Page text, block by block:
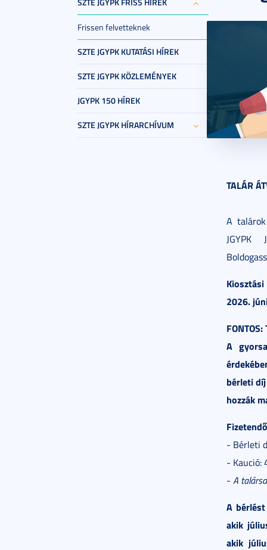
Frissen felvetteknek
SZTE JGYPK KUTATÁSI HÍREK
SZTE JGYPK KÖZLEMÉNYEK
JGYPK 150 HÍREK
SZTE JGYPK HÍRARCHÍVUM
TALÁR
A
JGYPK
2026.
A
bérleti
hozzák
- Bérleti
- Kaució:
- A
A
akik
akik